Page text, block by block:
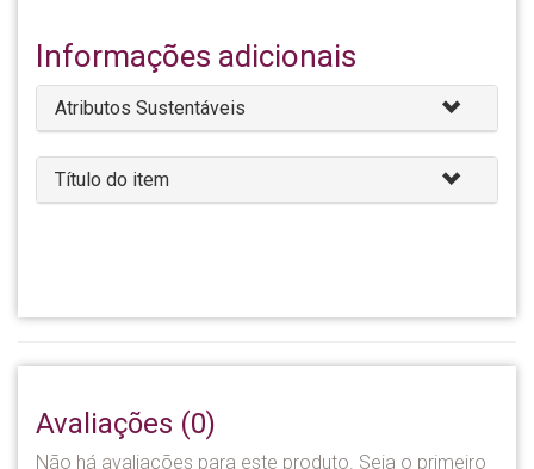
Informações adicionais
Atributos Sustentáveis
Título do item
Avaliações (0)
Não há avaliações para este produto. Seja o primeiro